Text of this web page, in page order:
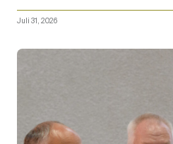
Juli 31, 2026